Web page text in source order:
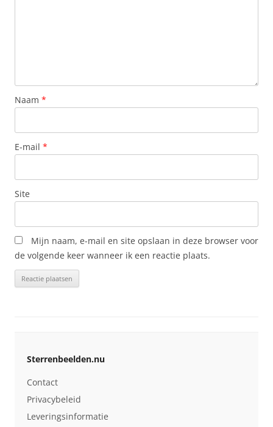
Naam *
E-mail *
Site
Mijn naam, e-mail en site opslaan in deze browser voor
de volgende keer wanneer ik een reactie plaats.
Sterrenbeelden.nu
Contact
Privacybeleid
Leveringsinformatie